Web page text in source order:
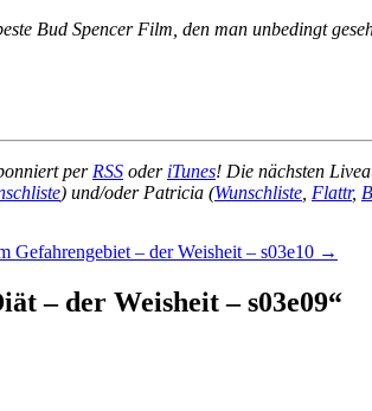
Bud Spencer Film, den man unbedingt
per RSS oder iTunes! Die nächsten
) und/oder Patricia (Wunschliste Flattr,
Gefahrengebiet – der Weisheit – s03e10 →
– der Weisheit – s03e09“